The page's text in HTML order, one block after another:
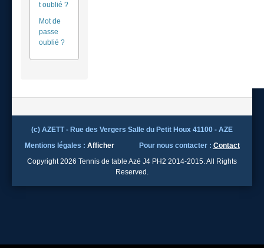
t oublié ?
Mot de
passe
oublié ?
(c) AZETT - Rue des Vergers Salle du Petit Houx 41100 - AZE
Mentions légales : Afficher Pour nous contacter : Contact
Copyright 2026 Tennis de table Azé J4 PH2 2014-2015. All Rights
Reserved.